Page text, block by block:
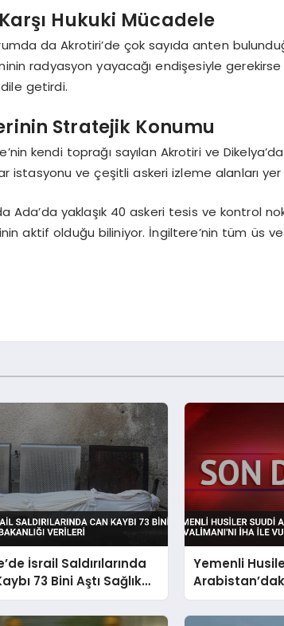
Hukuki Mücadele
da Akrotiri’de çok sayıda anten
radyasyon yayacağı endişesiyle
dile getirdi.
Stratejik Konumu
kendi toprağı sayılan Akrotiri ve
istasyonu ve çeşitli askeri izleme alanları yer
Ada’da yaklaşık 40 askeri tesis ve kontrol
aktif olduğu biliniyor. İngiltere’nin tüm üs
İsrail Saldırılarında
73 Bini Aştı Sağlık
Verileri
Yemenli